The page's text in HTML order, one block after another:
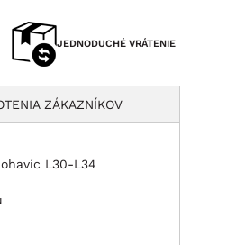
JEDNODUCHÉ VRÁTENIE
ZÁKAZNÍKOV
L30-L34